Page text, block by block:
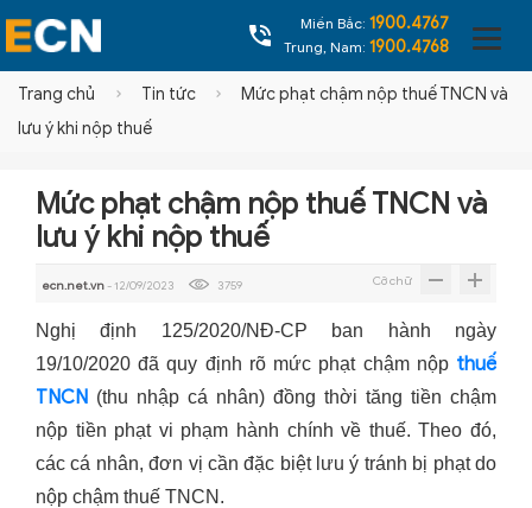
Miền Bắc: 1900.4767
Trung, Nam: 1900.4768
Trang chủ Tin tức
Mức phạt chậm nộp thuế TNCN và
lưu ý khi nộp thuế
Mức phạt chậm nộp thuế TNCN và
lưu ý khi nộp thuế
ecn.net.vn- 12/09/2023 3759 Cỡ chữ
Nghị định 125/2020/NĐ-CP ban hành ngày
19/10/2020 đã quy định rõ mức phạt chậm nộp thuế
TNCN (thu nhập cá nhân) đồng thời tăng tiền chậm
nộp tiền phạt vi phạm hành chính về thuế. Theo đó,
các cá nhân, đơn vị cần đặc biệt lưu ý tránh bị phạt do
nộp chậm thuế TNCN.